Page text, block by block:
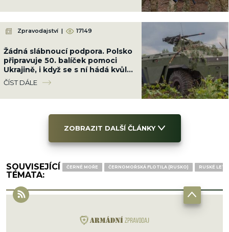
Zpravodajství | 17149
Žádná slábnoucí podpora. Polsko
připravuje 50. balíček pomoci
Ukrajině, i když se s ní hádá kvůli
Banderovi
ČÍST DÁLE
ZOBRAZIT DALŠÍ ČLÁNKY
SOUVISEJÍCÍ
TÉMATA:
ČERNÉ MOŘE ČERNOMOŘSKÁ FLOTILA (RUSKO) RUSKÉ